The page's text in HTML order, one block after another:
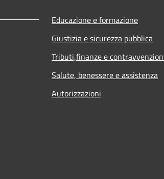
Educazione e formazione
Giustizia e sicurezza pubblica
Tributi,finanze e
Salute, benessere e assistenza
Autorizzazioni